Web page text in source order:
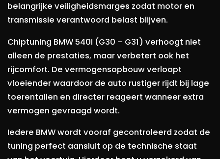
belangrijke veiligheidsmarges zodat motor en
transmissie verantwoord belast blijven.
Chiptuning BMW 540i (G30 – G31) verhoogt niet
alleen de prestaties, maar verbetert ook het
rijcomfort. De vermogensopbouw verloopt
vloeiender waardoor de auto rustiger rijdt bij lage
toerentallen en directer reageert wanneer extra
vermogen gevraagd wordt.
Iedere BMW wordt vooraf gecontroleerd zodat de
tuning perfect aansluit op de technische staat